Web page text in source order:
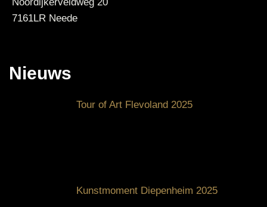
7161LR Neede
Nieuws
Tour of Art Flevoland 2025
Kunstmoment Diepenheim 2025